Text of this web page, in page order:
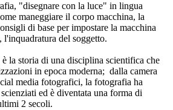
"disegnare con la luce" in lingua
maneggiare il corpo macchina, la
di base per impostare la macchina
del soggetto.
la storia di una disciplina scientifica che
in epoca moderna; dalla camera
media fotografici, la fotografia ha
ed è diventata una forma di
2 secoli.